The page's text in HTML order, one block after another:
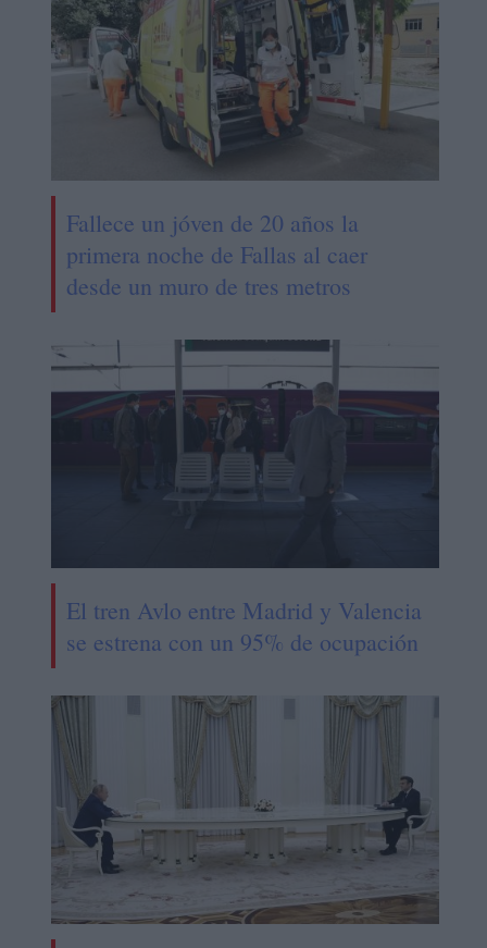
Fallece un jóven de 20 años la
primera noche de Fallas al caer
desde un muro de tres metros
El tren Avlo entre Madrid y Valencia
se estrena con un 95% de ocupación